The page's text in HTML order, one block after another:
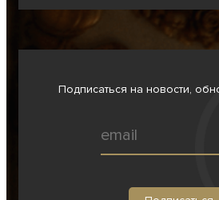
Подписаться на новости,